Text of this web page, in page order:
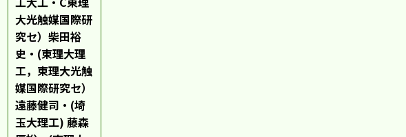
大光触媒国際研
究セ）柴田裕
史・(東理大理
工，東理大光触
媒国際研究セ）
遠藤健司・(埼
玉大理工) 藤森